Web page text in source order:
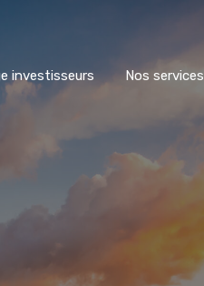
investisseurs Nos services